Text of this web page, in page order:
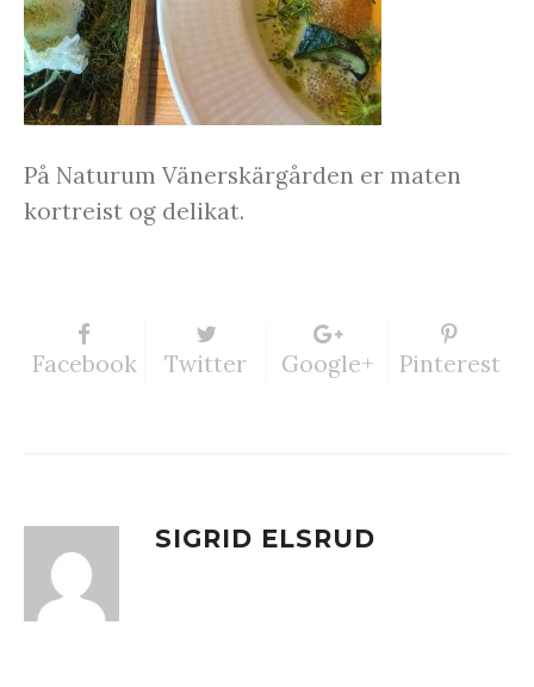
På Naturum Vänerskärgården er maten
kortreist og delikat.
Facebook Twitter Google+ Pinterest
SIGRID ELSRUD